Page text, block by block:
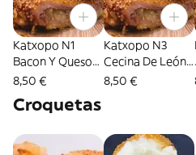
Katxopo N1
Bacon Y Queso
Havarti 350Gr
8,50 €
Katxopo N3
Cecina De León
Y Rulo De Cabra
8,50 €
Croquetas